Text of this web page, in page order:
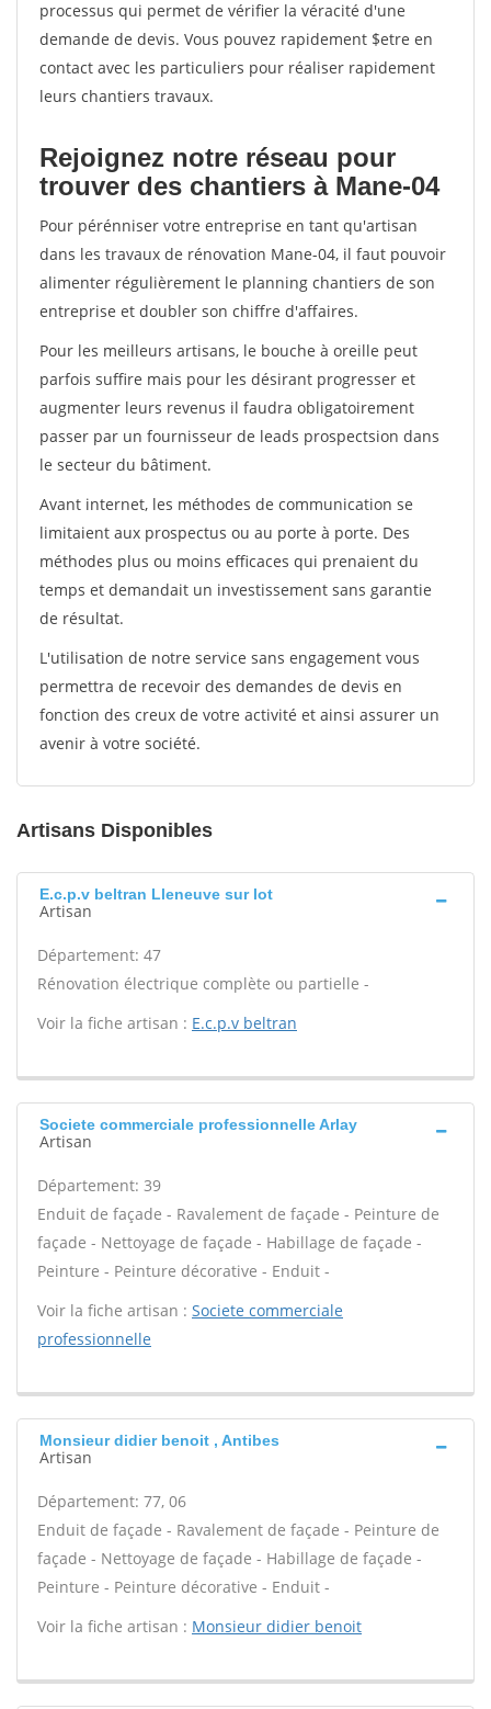
processus qui permet de vérifier la véracité d'une
demande de devis. Vous pouvez rapidement $etre en
contact avec les particuliers pour réaliser rapidement
leurs chantiers travaux.
Rejoignez notre réseau pour
trouver des chantiers à Mane-04
Pour pérénniser votre entreprise en tant qu'artisan
dans les travaux de rénovation Mane-04, il faut pouvoir
alimenter régulièrement le planning chantiers de son
entreprise et doubler son chiffre d'affaires.
Pour les meilleurs artisans, le bouche à oreille peut
parfois suffire mais pour les désirant progresser et
augmenter leurs revenus il faudra obligatoirement
passer par un fournisseur de leads prospectsion dans
le secteur du bâtiment.
Avant internet, les méthodes de communication se
limitaient aux prospectus ou au porte à porte. Des
méthodes plus ou moins efficaces qui prenaient du
temps et demandait un investissement sans garantie
de résultat.
L'utilisation de notre service sans engagement vous
permettra de recevoir des demandes de devis en
fonction des creux de votre activité et ainsi assurer un
avenir à votre société.
Artisans Disponibles
E.c.p.v beltran Lleneuve sur lot
Artisan
Département: 47
Rénovation électrique complète ou partielle -
Voir la fiche artisan : E.c.p.v beltran
Societe commerciale professionnelle Arlay
Artisan
Département: 39
Enduit de façade - Ravalement de façade - Peinture de
façade - Nettoyage de façade - Habillage de façade -
Peinture - Peinture décorative - Enduit -
Voir la fiche artisan : Societe commerciale
professionnelle
Monsieur didier benoit , Antibes
Artisan
Département: 77, 06
Enduit de façade - Ravalement de façade - Peinture de
façade - Nettoyage de façade - Habillage de façade -
Peinture - Peinture décorative - Enduit -
Voir la fiche artisan : Monsieur didier benoit